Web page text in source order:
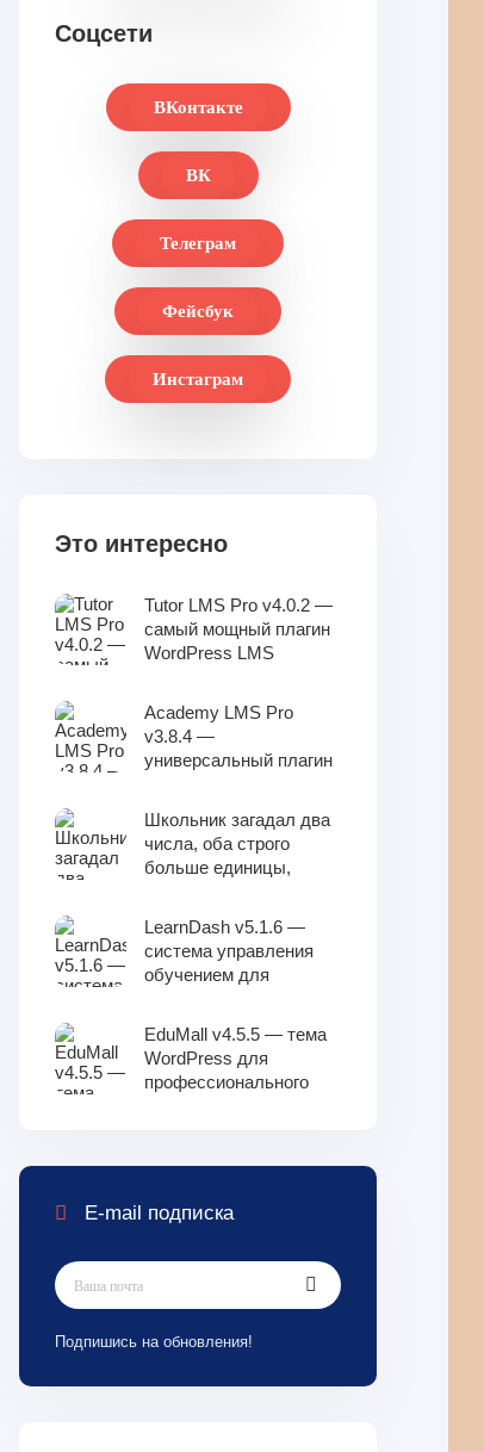
Соцсети
ВКонтакте
ВК
Телеграм
Фейсбук
Инстаграм
Это интересно
Tutor LMS Pro v4.0.2 —
самый мощный плагин
WordPress LMS
Academy LMS Pro
v3.8.4 —
универсальный плагин
Школьник загадал два
числа, оба строго
больше единицы,
99
LearnDash v5.1.6 —
система управления
обучением для
EduMall v4.5.5 — тема
WordPress для
профессионального
E-mail подписка
Подпишись на обновления!